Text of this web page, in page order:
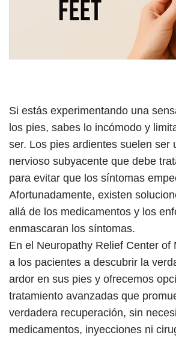
Si estás experimentando una
los pies, sabes lo incómodo y
ser. Los pies ardientes suelen ser
nervioso subyacente que debe
para evitar que los síntomas
Afortunadamente, existen
allá de los medicamentos y los
enmascaran los síntomas.
En el Neuropathy Relief Center of
a los pacientes a descubrir la
ardor en sus pies y ofrecemos
tratamiento avanzadas que
verdadera recuperación, sin
medicamentos, inyecciones ni